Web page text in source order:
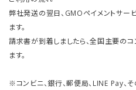
弊社発送の翌日、GMOペイメントサー
ます。
請求書が到着しましたら、全国主要の
ます。
※コンビニ、銀行、郵便局、LINE Pay、